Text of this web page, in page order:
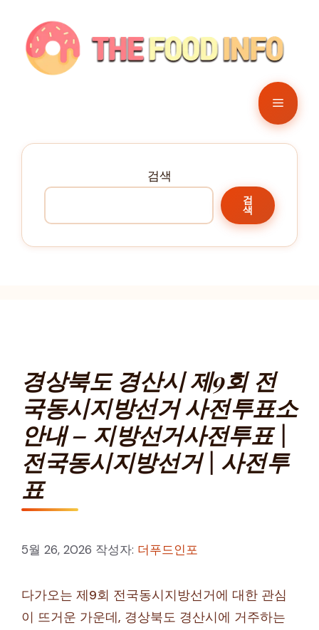
메
뉴
검색
검
색
경상북도 경산시 제9회 전
국동시지방선거 사전투표소
안내 – 지방선거사전투표 |
전국동시지방선거 | 사전투
표
5월 26, 2026 작성자: 더푸드인포
다가오는 제9회 전국동시지방선거에 대한 관심
이 뜨거운 가운데, 경상북도 경산시에 거주하는